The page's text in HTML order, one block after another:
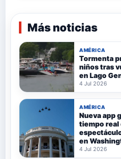
Más noticias
AMÉRICA
Tormenta
niños tras
en Lago
4 Jul 2026
AMÉRICA
Nueva app
tiempo real
en
4 Jul 2026